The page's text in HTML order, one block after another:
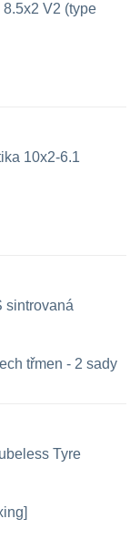
V2 (type
10x2-6.1
sintrovaná
třmen - 2 sady
Tyre